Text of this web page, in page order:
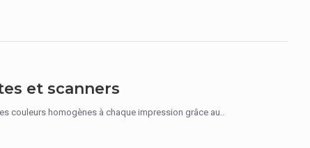
et scanners
couleurs homogènes à chaque impression grâce au..